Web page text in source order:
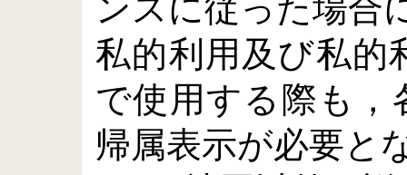
ンスに従った場合
私的利用及び私的
で使用する際も，
帰属表示が必要と